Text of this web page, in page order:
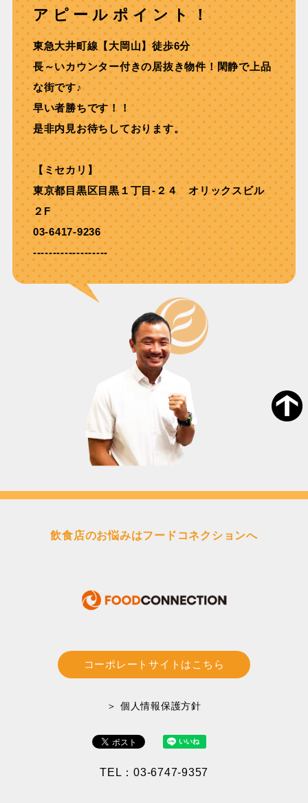
アピールポイント！
東急⼤井町線【⼤岡⼭】徒歩6分
長～いカウンター付きの居抜き物件！閑静で上品
な街です♪
早い者勝ちです！！
是非内見お待ちしております。
【ミセカリ】
東京都目黒区目黒１丁目-２４ オリックスビル
２F
03-6417-9236
-------------------
飲食店のお悩みはフードコネクションへ
コーポレートサイトはこちら
＞ 個人情報保護方針
TEL：03-6747-9357